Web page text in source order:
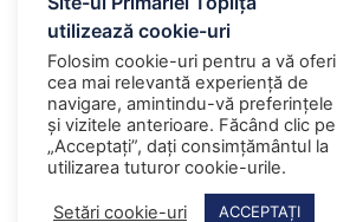
utilizează cookie-uri
Folosim cookie-uri pentru a vă oferi
cea mai relevantă experiență de
navigare, amintindu-vă preferințele
și vizitele anterioare. Făcând clic pe
„Acceptați”, dați consimțământul la
utilizarea tuturor cookie-urile.
Setări cookie-uri ACCEPTAȚI